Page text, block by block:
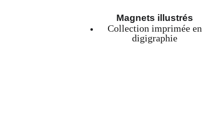
Magnets illustrés
Collection imprimée en
digigraphie